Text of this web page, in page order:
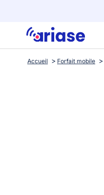
Accueil Forfait mobile